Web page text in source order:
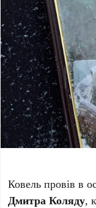
Ковель провів в
Дмитра Коляду,